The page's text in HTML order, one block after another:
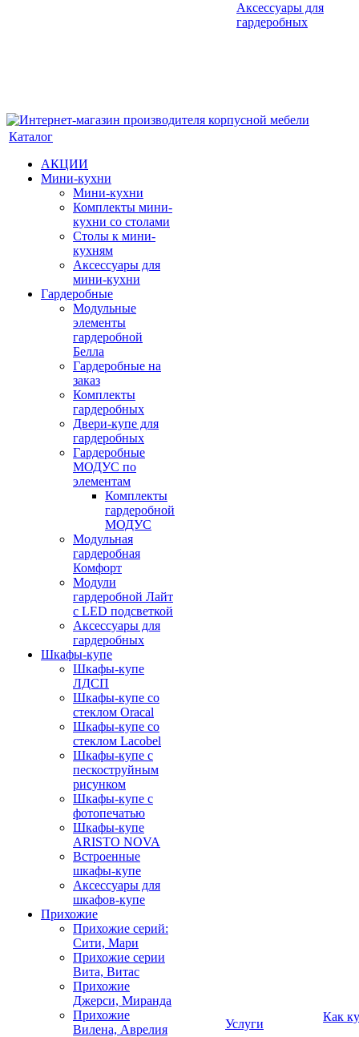
Аксессуары для
гардеробных
Каталог
АКЦИИ
Мини-кухни
Мини-кухни
Комплекты мини-
кухни со столами
Столы к мини-
кухням
Аксессуары для
мини-кухни
Гардеробные
Модульные
элементы
гардеробной
Белла
Гардеробные на
заказ
Комплекты
гардеробных
Двери-купе для
гардеробных
Гардеробные
МОДУС по
элементам
Комплекты
гардеробной
МОДУС
Модульная
гардеробная
Комфорт
Модули
гардеробной Лайт
с LED подсветкой
Аксессуары для
гардеробных
Шкафы-купе
Шкафы-купе
ЛДСП
Шкафы-купе со
стеклом Oracal
Шкафы-купе со
стеклом Lacobel
Шкафы-купе с
пескоструйным
рисунком
Шкафы-купе с
фотопечатью
Шкафы-купе
ARISTO NOVA
Встроенные
шкафы-купе
Аксессуары для
шкафов-купе
Прихожие
Прихожие серий:
Сити, Мари
Прихожие серии
Вита, Витас
Прихожие
Джерси, Миранда
Прихожие
Вилена, Аврелия
Услуги
Как